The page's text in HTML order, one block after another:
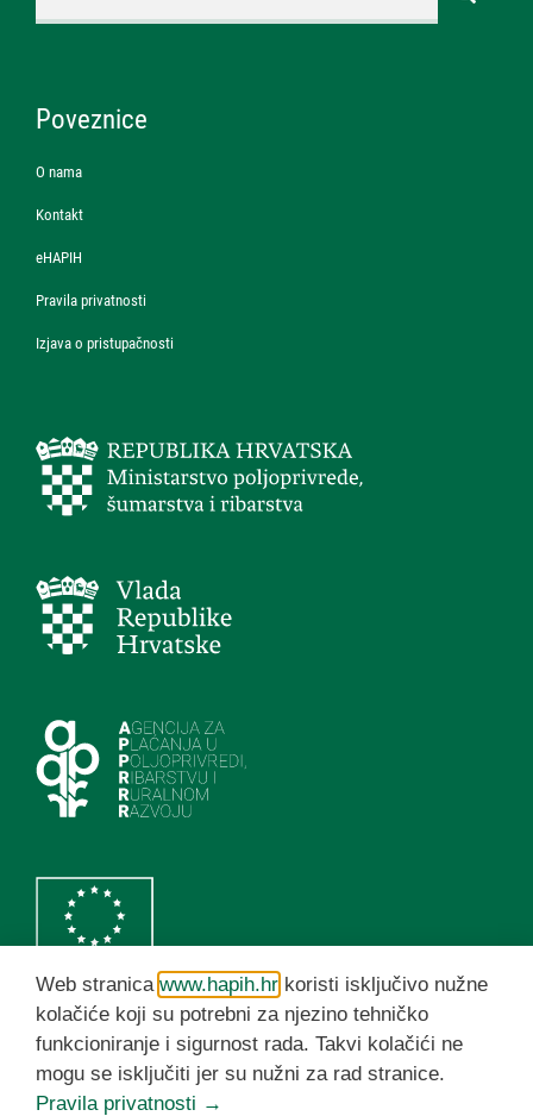
Poveznice
O nama
Kontakt
eHAPIH
Pravila privatnosti
Izjava o pristupačnosti
HAPIH YouTube kanal
Web stranica www.hapih.hr koristi isključivo nužne
kolačiće koji su potrebni za njezino tehničko
funkcioniranje i sigurnost rada. Takvi kolačići ne
mogu se isključiti jer su nužni za rad stranice.
Pravila privatnosti →